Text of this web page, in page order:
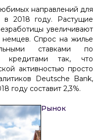
направлений для
в 2018 году. Растущие
увеличивают
немцев. Спрос на жилье
ставками по
кредитами так, что
активностью просто
Deutsche Bank,
году составит 2,3%.
Рынок